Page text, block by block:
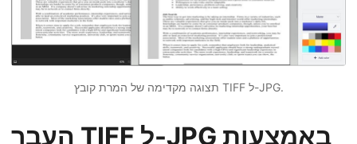
תצוגה מקדימה של המרת קובץ TIFF ל-JPG.
העבר TIFF ל-JPG באמצעות